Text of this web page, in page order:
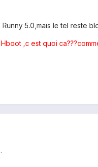
5.0,mais le tel reste
,c est quoi